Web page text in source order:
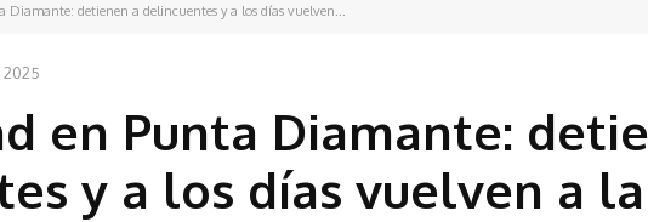
Diamante: detienen a delincuentes y a los días vuelven...
en Punta Diamante:
y a los días vuelven a